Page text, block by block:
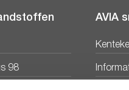
98
AVIA